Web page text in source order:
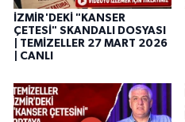
İZMİR'DEKİ "KANSER
ÇETESİ" SKANDALI DOSYASI
| TEMİZELLER 27 MART 2026
| CANLI